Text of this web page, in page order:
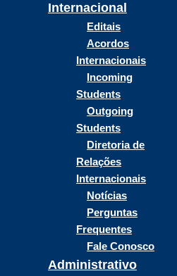
Internacional
Editais
Acordos
Internacionais
Incoming
Students
Outgoing
Students
Diretoria de
Relações
Internacionais
Notícias
Perguntas
Frequentes
Fale Conosco
Administrativo